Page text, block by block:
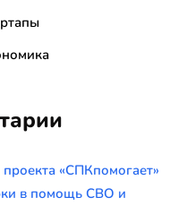
«СПКпомогает»
в помощь СВО и